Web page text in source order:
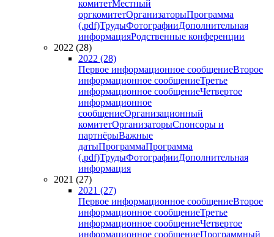
комитетМестный
оргкомитетОрганизаторыПрограмма
(.pdf)ТрудыФотографииДополнительная
информацияРодственные конференции
2022 (28)
2022 (28)
Первое информационное сообщениеВторое
информационное сообщениеТретье
информационное сообщениеЧетвертое
информационное
сообщениеОрганизационный
комитетОрганизаторыСпонсоры и
партнёрыВажные
датыПрограммаПрограмма
(.pdf)ТрудыФотографииДополнительная
информация
2021 (27)
2021 (27)
Первое информационное сообщениеВторое
информационное сообщениеТретье
информационное сообщениеЧетвертое
информационное сообщениеПрограммный